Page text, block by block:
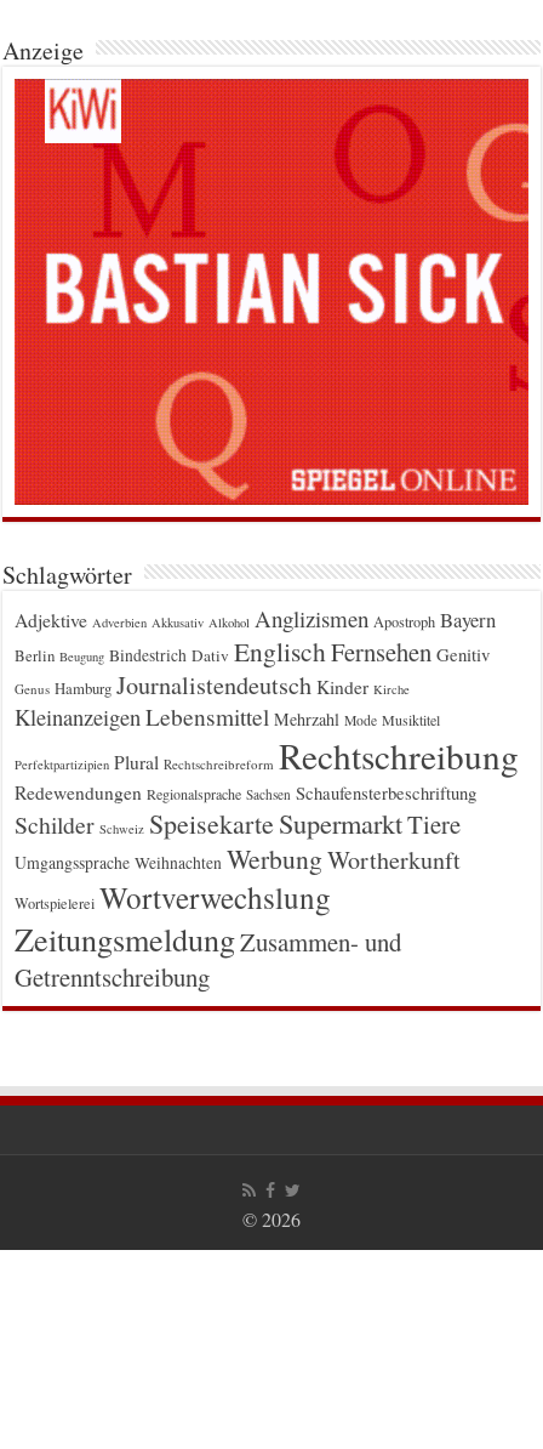
Anzeige
Schlagwörter
Adjektive Adverbien Akkusativ Alkohol Anglizismen Apostroph Bayern
Berlin Beugung Bindestrich Dativ EnglischFernsehen Genitiv
Genus Hamburg Journalistendeutsch Kinder Kirche
Kleinanzeigen Lebensmittel Mehrzahl Mode Musiktitel
Perfektpartizipien Plural Rechtschreibreform Rechtschreibung
Redewendungen Regionalsprache Sachsen Schaufensterbeschriftung
Schilder Schweiz Speisekarte SupermarktTiere
Umgangssprache Weihnachten WerbungWortherkunft
Wortspielerei Wortverwechslung
ZeitungsmeldungZusammen- und
Getrenntschreibung
© 2026